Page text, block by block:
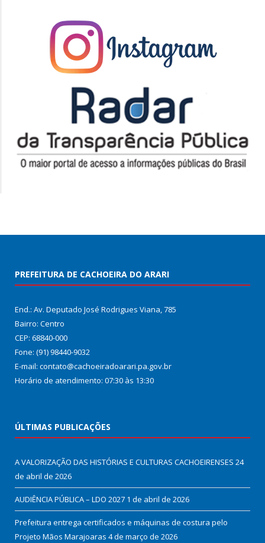
PREFEITURA DE CACHOEIRA DO ARARI
End.: Av. Deputado José Rodrigues Viana, 785
Bairro: Centro
CEP: 68840-000
Fone: (91) 98440-9032
E-mail: contato@cachoeiradoarari.pa.gov.br
Horário de atendimento: 07:30 às 13:30
ÚLTIMAS PUBLICAÇÕES
A VALORIZAÇÃO DAS HISTÓRIAS E CULTURAS CACHOEIRENSES 24
de abril de 2026
AUDIÊNCIA PÚBLICA – LDO 2027 1 de abril de 2026
Prefeitura entrega certificados e máquinas de costura pelo
Projeto Mãos Marajoaras 4 de março de 2026